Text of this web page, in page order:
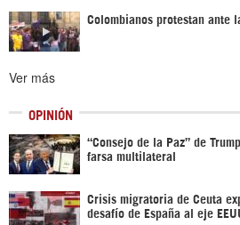
Colombianos protestan ante
Ver más
OPINIÓN
“Consejo de la Paz” de
farsa multilateral
Crisis migratoria de Ceuta
desafío de España al eje